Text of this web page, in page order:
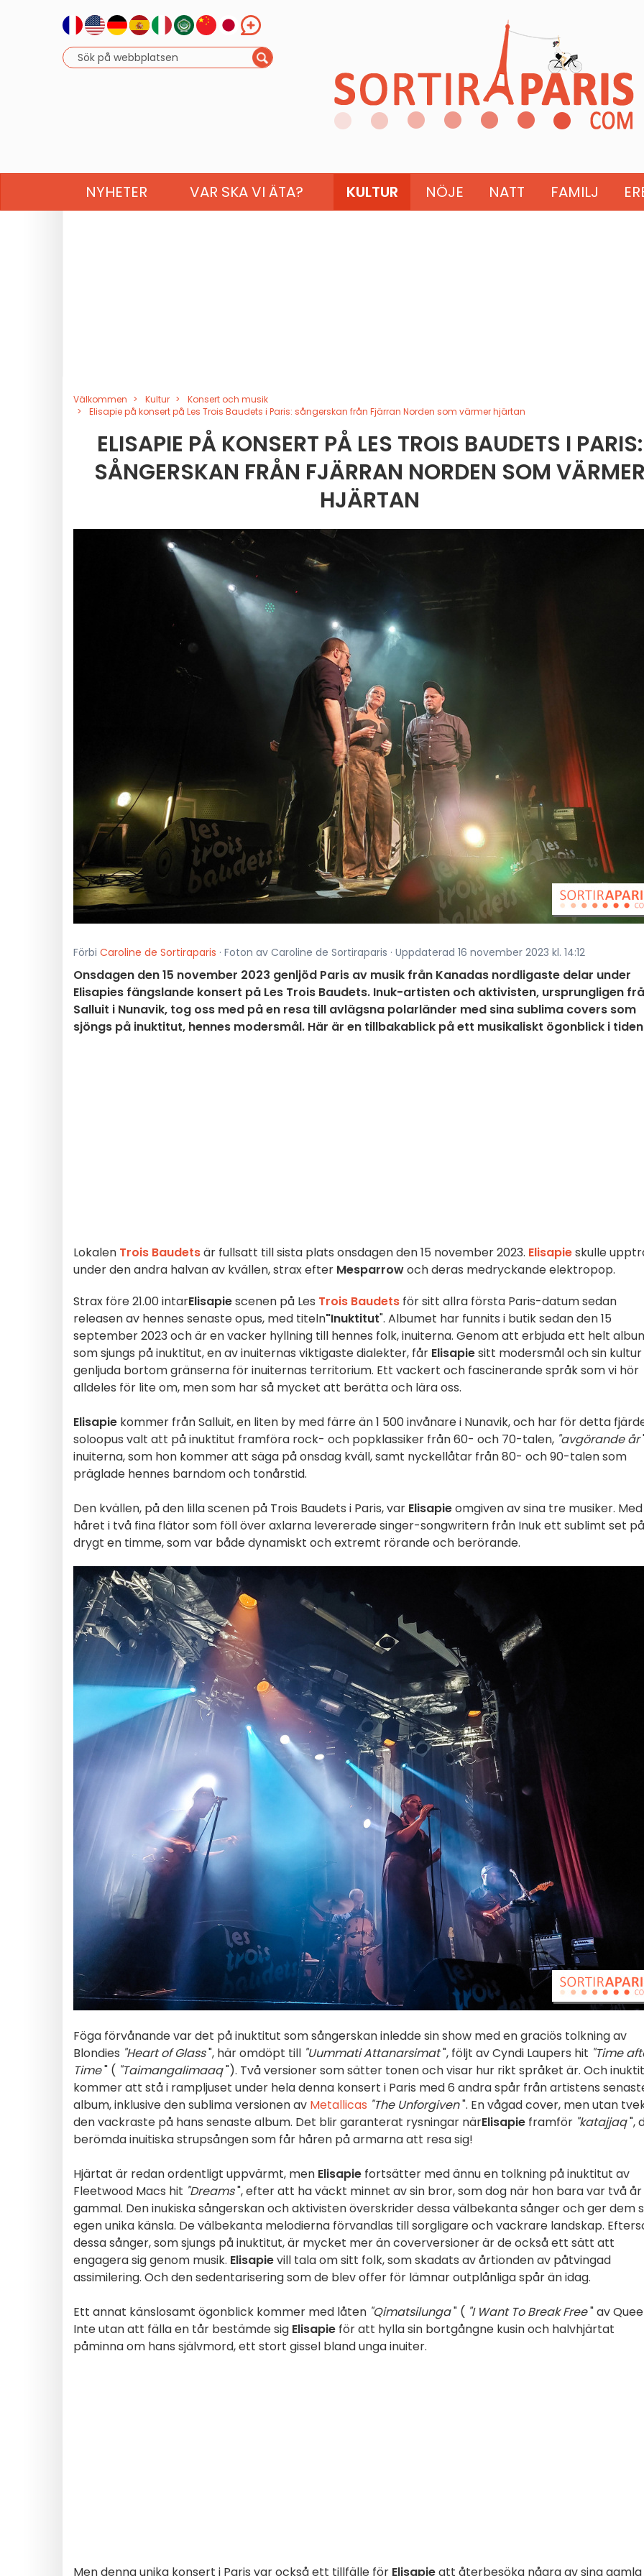
NYHETER VAR SKA VI ÄTA? KULTUR NÖJE NATT FAMILJ
Välkommen Kultur
Konsert och musik
Elisapie på konsert på Les Trois Baudets i Paris: sångerskan från Fjärran Norden som värmer hjärtan
ELISAPIE PÅ KONSERT PÅ LES TROIS BAUDETS I PARIS:
SÅNGERSKAN FRÅN FJÄRRAN NORDEN SOM
HJÄRTAN
Förbi Caroline de Sortiraparis · Foton av Caroline de Sortiraparis · Uppdaterad 16 november 2023 kl. 14:12
Onsdagen den 15 november 2023 genljöd Paris av musik från Kanadas nordligaste delar under
Elisapies fängslande konsert på Les Trois Baudets. Inuk-artisten och aktivisten, ursprungligen
Salluit i Nunavik, tog oss med på en resa till avlägsna polarländer med sina sublima covers som
sjöngs på inuktitut, hennes modersmål. Här är en tillbakablick på ett musikaliskt ögonblick i
Lokalen Trois Baudetsär fullsatt till sista plats onsdagen den 15 november 2023. Elisapieskulle
under den andra halvan av kvällen, strax efter Mesparrowoch deras medryckande elektropop.
Strax före 21.00 intarElisapiescenen på Les Trois Baudets för sitt allra första Paris-datum sedan
releasen av hennes senaste opus, med titeln"Inuktitut". Albumet har funnits i butik sedan den 15
september 2023 och är en vacker hyllning till hennes folk, inuiterna. Genom att erbjuda ett helt
som sjungs på inuktitut, en av inuiternas viktigaste dialekter, får Elisapiesitt modersmål och sin
genljuda bortom gränserna för inuiternas territorium. Ett vackert och fascinerande språk som vi hör
alldeles för lite om, men som har så mycket att berätta och lära oss.
Elisapie kommer från Salluit, en liten by med färre än 1 500 invånare i Nunavik, och har för detta
soloopus valt att på inuktitut framföra rock- och popklassiker från 60- och 70-talen, "avgörande år
inuiterna, som hon kommer att säga på onsdag kväll, samt nyckellåtar från 80- och 90-talen som
präglade hennes barndom och tonårstid.
Den kvällen, på den lilla scenen på Trois Baudets i Paris, var Elisapieomgiven av sina tre musiker. Med
håret i två fina flätor som föll över axlarna levererade singer-songwritern från Inuk ett sublimt set på
drygt en timme, som var både dynamiskt och extremt rörande och berörande.
Föga förvånande var det på inuktitut som sångerskan inledde sin show med en graciös tolkning av
Blondies "Heart of Glass", här omdöpt till "Uummati Attanarsimat", följt av Cyndi Laupers hit "Time
Time" ( "Taimangalimaaq"). Två versioner som sätter tonen och visar hur rikt språket är. Och
kommer att stå i rampljuset under hela denna konsert i Paris med 6 andra spår från artistens
album, inklusive den sublima versionen av Metallicas "The Unforgiven". En vågad cover, men utan
den vackraste på hans senaste album. Det blir garanterat rysningar närElisapie framför "katajjaq",
berömda inuitiska strupsången som får håren på armarna att resa sig!
Hjärtat är redan ordentligt uppvärmt, men Elisapie fortsätter med ännu en tolkning på inuktitut av
Fleetwood Macs hit "Dreams", efter att ha väckt minnet av sin bror, som dog när hon bara var två år
gammal. Den inukiska sångerskan och aktivisten överskrider dessa välbekanta sånger och ger dem
egen unika känsla. De välbekanta melodierna förvandlas till sorgligare och vackrare landskap.
dessa sånger, som sjungs på inuktitut, är mycket mer än coverversioner är de också ett sätt att
engagera sig genom musik. Elisapievill tala om sitt folk, som skadats av årtionden av påtvingad
assimilering. Och den sedentarisering som de blev offer för lämnar outplånliga spår än idag.
Ett annat känslosamt ögonblick kommer med låten "Qimatsilunga" ( "I Want To Break Free" av
Inte utan att fälla en tår bestämde sig Elisapie för att hylla sin bortgångne kusin och halvhjärtat
påminna om hans självmord, ett stort gissel bland unga inuiter.
Men denna unika konsert i Paris var också ett tillfälle för Elisapieatt återbesöka några av sina gamla